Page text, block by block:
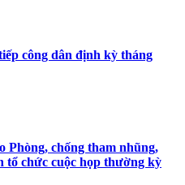
công dân định kỳ tháng
chống tham nhũng,
tổ chức cuộc họp thường kỳ